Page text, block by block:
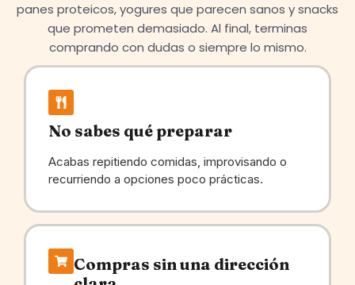
panes proteicos, yogures que parecen sanos y snacks
que prometen demasiado. Al final, terminas
comprando con dudas o siempre lo mismo.
No sabes qué preparar
Acabas repitiendo comidas, improvisando o
recurriendo a opciones poco prácticas.
Compras sin una dirección